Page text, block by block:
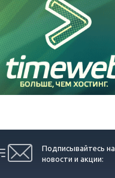
Подписывайтесь на
новости и акции: